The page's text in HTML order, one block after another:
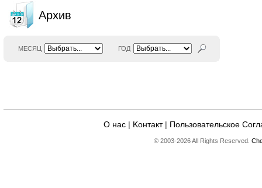
Архив
МЕСЯЦ ГОД
О нас | Kонтакт| Пользовательское
© 2003-2026 All Rights Reserved.